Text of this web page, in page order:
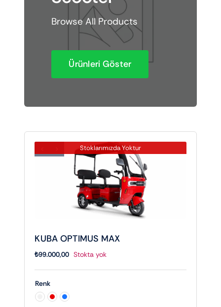
Chopper ve cross
Racing motorlar
Browse All Products
Ürünleri Göster
Stoklarımızda Yoktur
KUBA OPTIMUS MAX
₺99.000,00 Stokta yok
Renk